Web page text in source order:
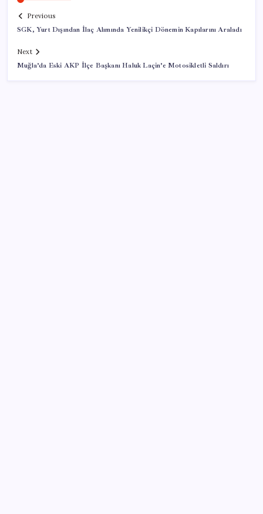
Previous
SGK, Yurt Dışından İlaç Alımında Yenilikçi Dönemin Kapılarını Araladı
Next
Muğla’da Eski AKP İlçe Başkanı Haluk Laçin’e Motosikletli Saldırı